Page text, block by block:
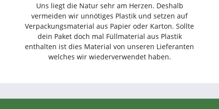
Uns liegt die Natur sehr am Herzen. Deshalb
vermeiden wir unnötiges Plastik und setzen auf
Verpackungsmaterial aus Papier oder Karton. Sollte
dein Paket doch mal Füllmaterial aus Plastik
enthalten ist dies Material von unseren Lieferanten
welches wir wiederverwendet haben.